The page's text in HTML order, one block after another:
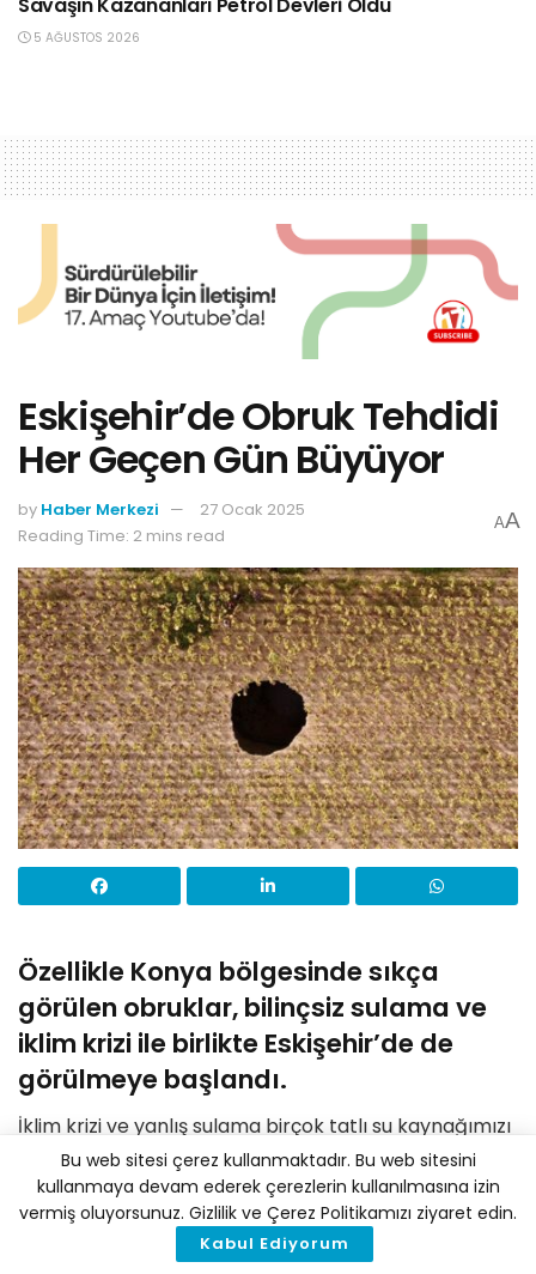
5 AĞUSTOS 2026
Eskişehir’de Obruk Tehdidi
Her Geçen Gün Büyüyor
by Haber Merkezi
27 Ocak 2025
Reading Time: 2 mins read
AA
Özellikle Konya bölgesinde sıkça
görülen obruklar, bilinçsiz sulama ve
iklim krizi ile birlikte Eskişehir’de de
görülmeye başlandı.
İklim krizi ve yanlış sulama birçok tatlı su kaynağımızı
tamamen yok ederken Eskişehir’de bulunan
Sakaryabaşı kaynağı ve Musaözü Göleti de
istenmeyen sona doğru adım adım ilerliyor.
Bu web sitesi çerez kullanmaktadır. Bu web sitesini
kullanmaya devam ederek çerezlerin kullanılmasına izin
vermiş oluyorsunuz. Gizlilik ve Çerez Politikamızı ziyaret edin.
Kabul Ediyorum